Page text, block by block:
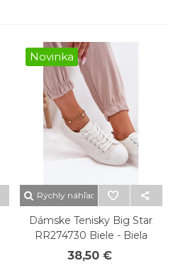
Novinka
Rýchly náhľad
Dámske Tenisky Big Star
RR274730 Biele - Biela
38,50 €